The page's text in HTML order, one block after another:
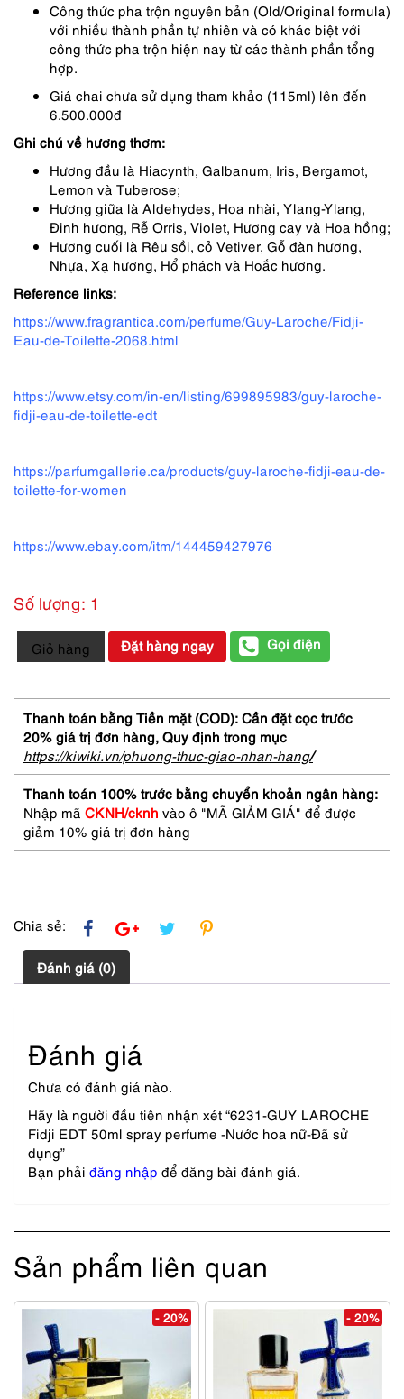
Công thức pha trộn nguyên bản (Old/Original formula)
với nhiều thành phần tự nhiên và có khác biệt với
công thức pha trộn hiện nay từ các thành phần tổng
hợp.
Giá chai chưa sử dụng tham khảo (115ml) lên đến
6.500.000đ
Ghi chú về hương thơm:
Hương đầu là Hiacynth, Galbanum, Iris, Bergamot,
Lemon và Tuberose;
Hương giữa là Aldehydes, Hoa nhài, Ylang-Ylang,
Đinh hương, Rễ Orris, Violet, Hương cay và Hoa hồng;
Hương cuối là Rêu sồi, cỏ Vetiver, Gỗ đàn hương,
Nhựa, Xạ hương, Hổ phách và Hoắc hương.
Reference links:
https://www.fragrantica.com/perfume/Guy-Laroche/Fidji-
Eau-de-Toilette-2068.html
https://www.etsy.com/in-en/listing/699895983/guy-laroche-
fidji-eau-de-toilette-edt
https://parfumgallerie.ca/products/guy-laroche-fidji-eau-de-
toilette-for-women
https://www.ebay.com/itm/144459427976
Số lượng: 1
6231-
GUY
Fidji
EDT
50ml
spray
perfume
Nước
hoa
nữ-
số
Giỏ hàng Đặt hàng ngay Gọi điện
Thanh toán bằng Tiền mặt (COD): Cần đặt cọc trước
20% giá trị đơn hàng, Quy định trong mục
https://kiwiki.vn/phuong-thuc-giao-nhan-hang/
Thanh toán 100% trước bằng chuyển khoản ngân hàng:
Nhập mã CKNH/cknh vào ô "MÃ GIẢM GIÁ" để được
giảm 10% giá trị đơn hàng
Chia sẻ:
Đánh giá (0)
Đánh giá
Chưa có đánh giá nào.
Hãy là người đầu tiên nhận xét “6231-GUY LAROCHE
Fidji EDT 50ml spray perfume -Nước hoa nữ-Đã sử
dụng”
Bạn phải đăng nhập để đăng bài đánh giá.
Sản phẩm liên quan
- 20% - 20%